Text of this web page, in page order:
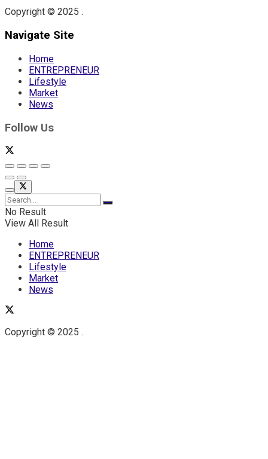
Copyright © 2025 .
Navigate Site
Home
ENTREPRENEUR
Lifestyle
Market
News
Follow Us
No Result
View All Result
Home
ENTREPRENEUR
Lifestyle
Market
News
Copyright © 2025 .